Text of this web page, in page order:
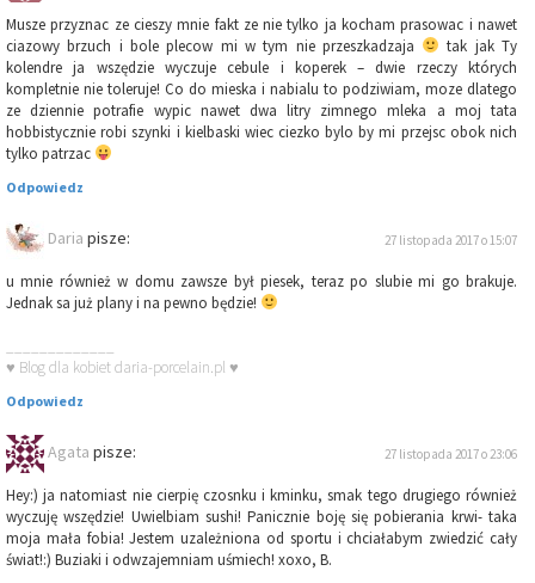
Musze przyznac ze cieszy mnie fakt ze nie tylko ja kocham prasowac i nawet
ciazowy brzuch i bole plecow mi w tym nie przeszkadzaja
tak jak Ty
kolendre ja wszędzie wyczuje cebule i koperek – dwie rzeczy których
kompletnie nie toleruje! Co do mieska i nabialu to podziwiam, moze dlatego
ze dziennie potrafie wypic nawet dwa litry zimnego mleka a moj tata
hobbistycznie robi szynki i kielbaski wiec ciezko bylo by mi przejsc obok nich
tylko patrzac
Odpowiedz
Daria pisze: 27 listopada 2017 o 15:07
u mnie również w domu zawsze był piesek, teraz po slubie mi go brakuje.
Jednak sa już plany i na pewno będzie!
♥ Blog dla kobiet daria-porcelain.pl ♥
Odpowiedz
Agata pisze: 27 listopada 2017 o 23:06
Hey:) ja natomiast nie cierpię czosnku i kminku, smak tego drugiego również
wyczuję wszędzie! Uwielbiam sushi! Panicznie boję się pobierania krwi- taka
moja mała fobia! Jestem uzależniona od sportu i chciałabym zwiedzić cały
świat!:) Buziaki i odwzajemniam uśmiech! xoxo, B.